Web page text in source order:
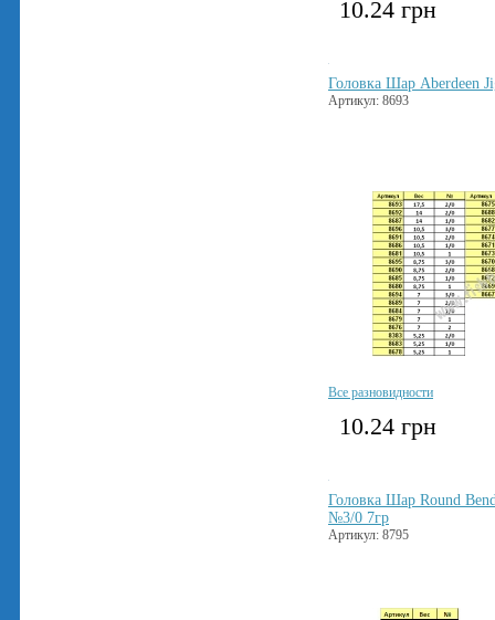
10.24 грн
Головка Шар Aberdeen
Артикул: 8693
Все разновидности
10.24 грн
Головка Шар Round
№3/0 7гр
Артикул: 8795